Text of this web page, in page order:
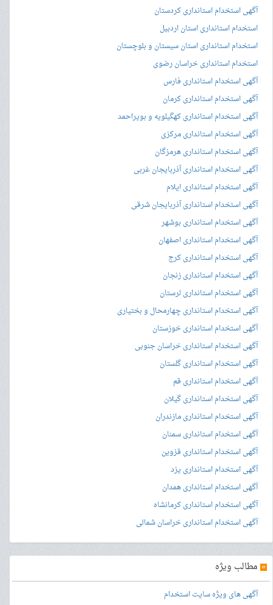
آگهی استخدام استانداری کردستان
استخدام استانداری استان اردبیل
استخدام استانداری استان سیستان و بلوچستان
استخدام استانداری خراسان رضوی
آگهی استخدام استانداری فارس
آگهی استخدام استانداری کرمان
آگهی استخدام استانداری کهگیلویه و بویراحمد
آگهی استخدام استانداری مرکزی
آگهی استخدام استانداری هرمزگان
آگهی استخدام استانداری آذربایجان غربی
آگهی استخدام استانداری ایلام
آگهی استخدام استانداری آذربایجان شرقی
آگهی استخدام استانداری بوشهر
آگهی استخدام استانداری اصفهان
آگهی استخدام استانداری کرج
آگهی استخدام استانداری زنجان
آگهی استخدام استانداری لرستان
آگهی استخدام استانداری چهارمحال و بختیاری
آگهی استخدام استانداری خوزستان
آگهی استخدام استانداری خراسان جنوبی
آگهی استخدام استانداری گلستان
آگهی استخدام استانداری قم
آگهی استخدام استانداری گیلان
آگهی استخدام استانداری مازندران
آگهی استخدام استانداری سمنان
آگهی استخدام استانداری قزوین
آگهی استخدام استانداری یزد
آگهی استخدام استانداری همدان
آگهی استخدام استانداری کرمانشاه
آگهی استخدام استانداری خراسان شمالی
» مطالب ویژه
آگهی های ویژه سایت استخدام